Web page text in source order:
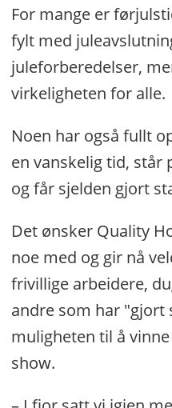
For mange er
fylt med
juleforberedelser,
virkeligheten for alle.
Noen har også fullt
en vanskelig tid,
og får sjelden gjort
Det ønsker Quality
noe med og gir nå
frivillige arbeidere,
andre som har
muligheten til å
show.